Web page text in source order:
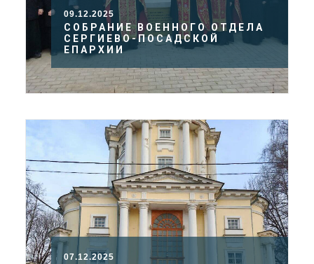
09.12.2025
СОБРАНИЕ ВОЕННОГО ОТДЕЛА
СЕРГИЕВО-ПОСАДСКОЙ
ЕПАРХИИ
07.12.2025